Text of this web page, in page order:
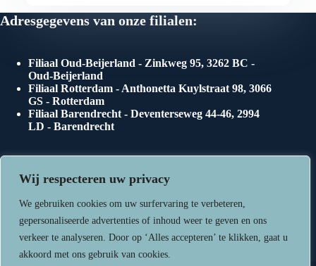
Wij respecteren uw privacy
We gebruiken cookies om uw surfervaring te verbeteren,
gepersonaliseerde advertenties of inhoud weer te geven en ons
verkeer te analyseren. Door op ‘Alles accepteren’ te klikken, gaat u
akkoord met ons gebruik van cookies.
Adresgegevens van onze filialen:
Filiaal Oud-Beijerland - Zinkweg 95, 3262 BC -
Oud-Beijerland
Filiaal Rotterdam - Anthonetta Kuylstraat 98, 3066
GS - Rotterdam
Filiaal Barendrecht - Deventerseweg 44-46, 2994
LD - Barendrecht
Onze openingstijden
Maandag 29 december van 08:00 tot 20:00 uur
Dinsdag 30 december van 08:00tot 20:00 uur
Woensdag 31 december van 08:00 tot 17:00 uur